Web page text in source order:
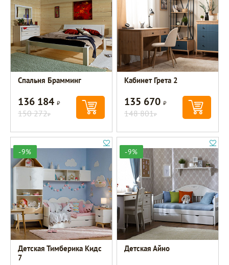
Спальня Брамминг
136 184Р
150 272Р
Кабинет Грета 2
135 670Р
148 801Р
-9%
Детская Тимберика Кидс
7
-9%
Детская Айно